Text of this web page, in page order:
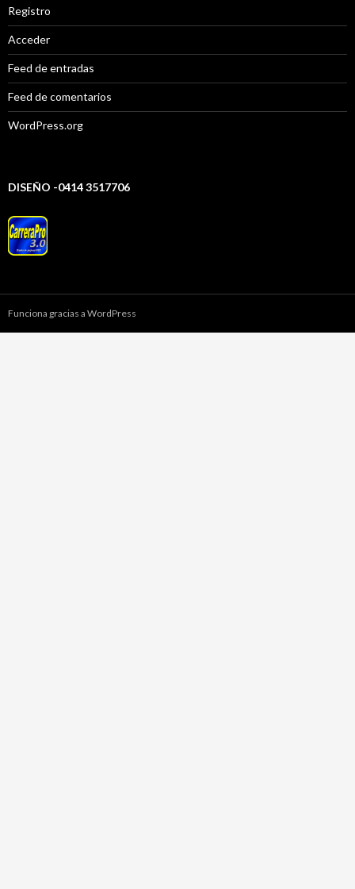
Registro
Acceder
Feed de entradas
Feed de comentarios
WordPress.org
DISEÑO -0414 3517706
Funciona gracias a WordPress